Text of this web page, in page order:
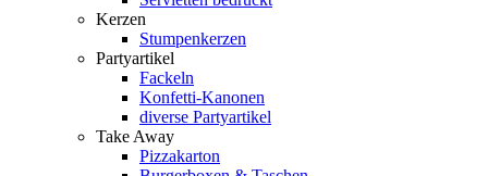
Kerzen
Stumpenkerzen
Partyartikel
Fackeln
Konfetti-Kanonen
diverse Partyartikel
Take Away
Pizzakarton